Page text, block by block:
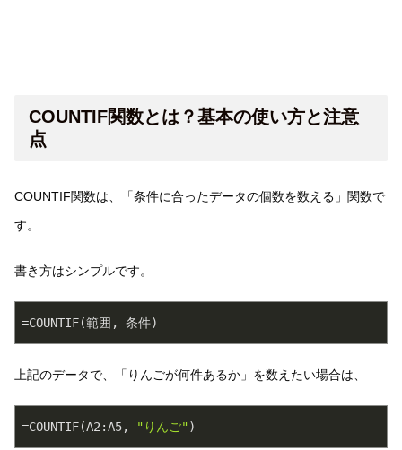
COUNTIF関数とは？基本の使い方と注意
点
COUNTIF関数は、「条件に合ったデータの個数を数える」関数で
す。
書き方はシンプルです。
=COUNTIF(範囲, 条件)
上記のデータで、「りんごが何件あるか」を数えたい場合は、
=COUNTIF(A2:A5, "りんご")